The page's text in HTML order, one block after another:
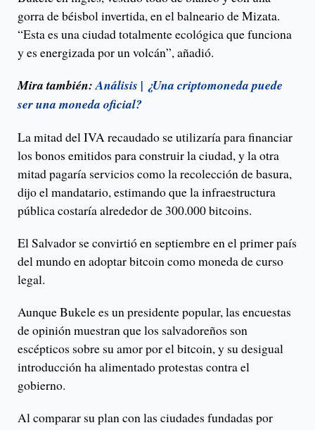
gorra de béisbol invertida, en el balneario de Mizata.
“Esta es una ciudad totalmente ecológica que funciona
y es energizada por un volcán”, añadió.
Mira también:Análisis | ¿Una criptomoneda puede
ser una moneda oficial?
La mitad del IVA recaudado se utilizaría para financiar
los bonos emitidos para construir la ciudad, y la otra
mitad pagaría servicios como la recolección de basura,
dijo el mandatario, estimando que la infraestructura
pública costaría alrededor de 300.000 bitcoins.
El Salvador se convirtió en septiembre en el primer país
del mundo en adoptar bitcoin como moneda de curso
legal.
Aunque Bukele es un presidente popular, las encuestas
de opinión muestran que los salvadoreños son
escépticos sobre su amor por el bitcoin, y su desigual
introducción ha alimentado protestas contra el
gobierno.
Al comparar su plan con las ciudades fundadas por